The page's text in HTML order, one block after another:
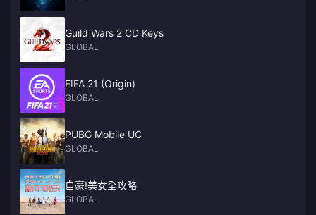
Guild Wars 2 CD Keys
GLOBAL
FIFA 21 (Origin)
GLOBAL
PUBG Mobile UC
GLOBAL
自豪!美女全攻略
GLOBAL